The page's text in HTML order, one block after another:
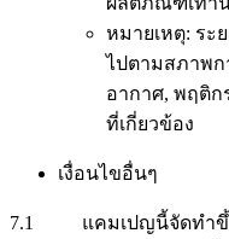
หมายเหตุ: ระ
ไปตามสภาพก
อากาศ, พฤติ
ที่เกี่ยวข้อง
เงื่อนไขอื่นๆ
7.1 แคมเปญนี้จัดทำขึ้น